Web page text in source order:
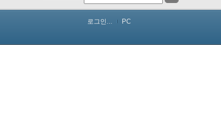
로그인... PC